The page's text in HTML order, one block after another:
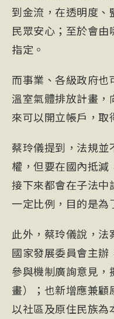
到金流，在透明度
民眾安心；至於會
指定。
而事業、各級政府
溫室氣體排放計畫
來可以開立帳戶，取
蔡玲儀提到，法規並
權，但要在國內抵減
接下來都會在子法中
一定比例，目的是為
此外，蔡玲儀說，
國家發展委員會主
參與機制廣詢意見，
畫）；也新增應兼
以社區及原住民族為